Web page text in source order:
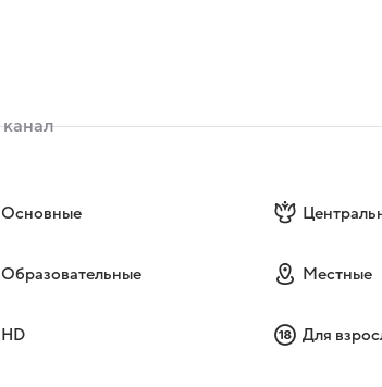
Основные
Образовательные Местные
HD Для